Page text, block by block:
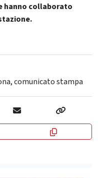
hanno collaborato
,comunicato stampa